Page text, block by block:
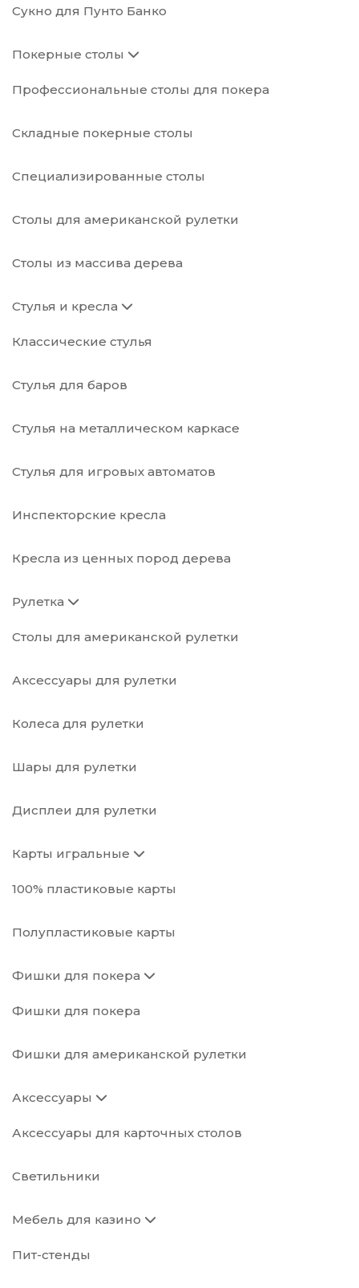
Сукно для Пунто Банко
Покерные столы
Профессиональные столы для покера
Складные покерные столы
Специализированные столы
Столы для американской рулетки
Столы из массива дерева
Стулья и кресла
Классические стулья
Стулья для баров
Стулья на металлическом каркасе
Стулья для игровых автоматов
Инспекторские кресла
Кресла из ценных пород дерева
Рулетка
Столы для американской рулетки
Аксессуары для рулетки
Колеса для рулетки
Шары для рулетки
Дисплеи для рулетки
Карты игральные
100% пластиковые карты
Полупластиковые карты
Фишки для покера
Фишки для покера
Фишки для американской рулетки
Аксессуары
Аксессуары для карточных столов
Светильники
Мебель для казино
Пит-стенды